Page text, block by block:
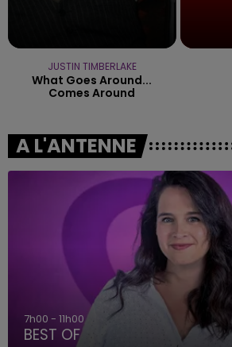
JUSTIN TIMBERLAKE
What Goes Around...
Comes Around
A L'ANTENNE
7h00 - 11h00
BEST OF